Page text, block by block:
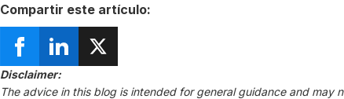
Compartir este artículo:
Disclaimer:
The advice in this blog is intended for general guidance and may